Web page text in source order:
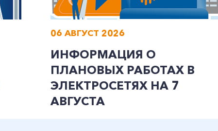
06 АВГУСТ 2026
ИНФОРМАЦИЯ О
ПЛАНОВЫХ РАБОТАХ В
ЭЛЕКТРОСЕТЯХ НА 7
АВГУСТА